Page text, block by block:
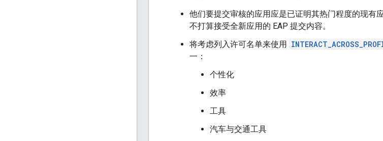
他们要提交审核的应用应是已证明其热门程度的现有
不打算接受全新应用的 EAP 提交内容。
将考虑列入许可名单来使用
一：
个性化
效率
工具
汽车与交通工具